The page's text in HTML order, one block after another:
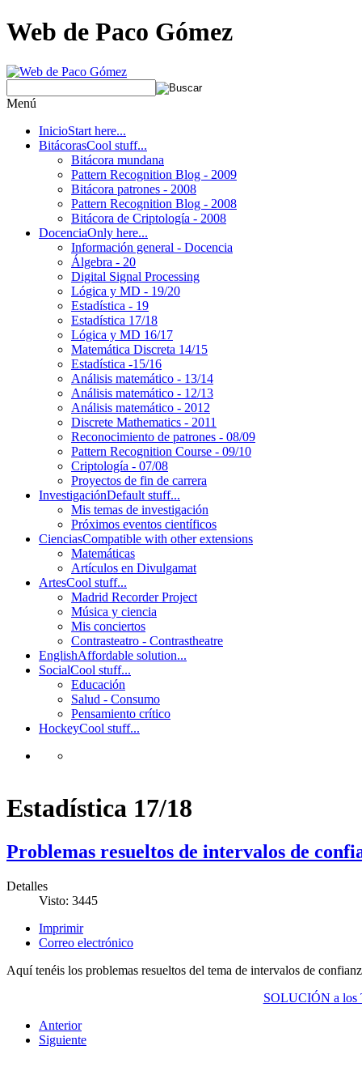
Web de Paco Gómez
Menú
InicioStart here...
BitácorasCool stuff...
Bitácora mundana
Pattern Recognition Blog - 2009
Bitácora patrones - 2008
Pattern Recognition Blog - 2008
Bitácora de Criptología - 2008
DocenciaOnly here...
Información general - Docencia
Álgebra - 20
Digital Signal Processing
Lógica y MD - 19/20
Estadística - 19
Estadística 17/18
Lógica y MD 16/17
Matemática Discreta 14/15
Estadística -15/16
Análisis matemático - 13/14
Análisis matemático - 12/13
Análisis matemático - 2012
Discrete Mathematics - 2011
Reconocimiento de patrones - 08/09
Pattern Recognition Course - 09/10
Criptología - 07/08
Proyectos de fin de carrera
InvestigaciónDefault stuff...
Mis temas de investigación
Próximos eventos científicos
CienciasCompatible with other extensions
Matemáticas
Artículos en Divulgamat
ArtesCool stuff...
Madrid Recorder Project
Música y ciencia
Mis conciertos
Contrasteatro - Contrastheatre
EnglishAffordable solution...
SocialCool stuff...
Educación
Salud - Consumo
Pensamiento crítico
HockeyCool stuff...
Estadística 17/18
Problemas resueltos de intervalos de
Detalles
Visto: 3445
Imprimir
Correo electrónico
Aquí tenéis los problemas resueltos del tema de intervalos de
SOLUCIÓN a
Anterior
Siguiente